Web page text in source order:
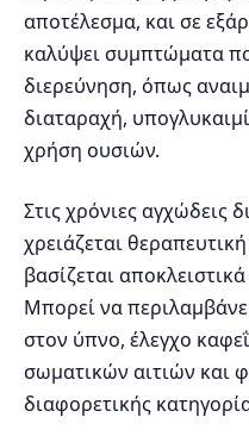
αποτέλεσμα, και σε
καλύψει συμπτώματα
διερεύνηση, όπως
διαταραχή,
χρήση ουσιών.
Στις χρόνιες αγχώδεις
χρειάζεται
βασίζεται
Μπορεί να
στον ύπνο, έλεγχο
σωματικών αιτιών και
διαφορετικής